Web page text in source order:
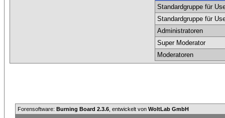
Standardgruppe für
Standardgruppe für
Administratoren
Super Moderator
Moderatoren
Forensoftware: Burning Board 2.3.6 , entwickelt von WoltLab GmbH